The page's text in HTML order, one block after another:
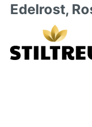
Edelrost,